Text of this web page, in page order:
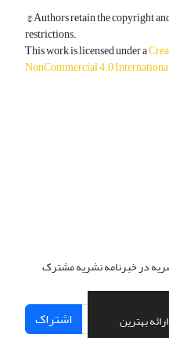
بهترین
© Authors retain the copyright
restrictions.
This work is licensed under a
NonCommercial 4.0
در خبرنامه نشریه مشترک
اشتراک